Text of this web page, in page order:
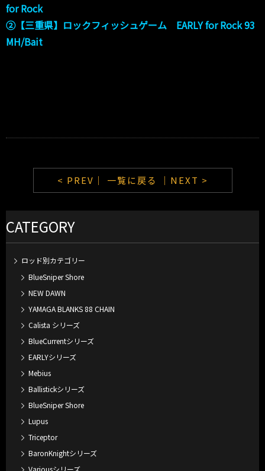
for Rock
②【三重県】ロックフィッシュゲーム EARLY for Rock 93
MH/Bait
< PREV｜ 一覧に戻る ｜NEXT >
CATEGORY
ロッド別カテゴリー
BlueSniper Shore
NEW DAWN
YAMAGA BLANKS 88 CHAIN
Calista シリーズ
BlueCurrentシリーズ
EARLYシリーズ
Mebius
Ballistickシリーズ
BlueSniper Shore
Lupus
Triceptor
BaronKnightシリーズ
Variousシリーズ